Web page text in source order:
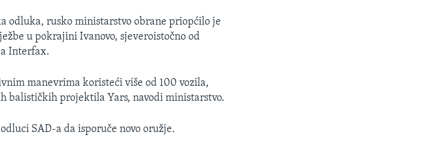
odluka, rusko ministarstvo obrane priopćilo je
u pokrajini Ivanovo, sjeveroistočno od
Interfax.
manevrima koristeći više od 100 vozila,
projektila Yars, navodi ministarstvo.
SAD-a da isporuče novo oružje.